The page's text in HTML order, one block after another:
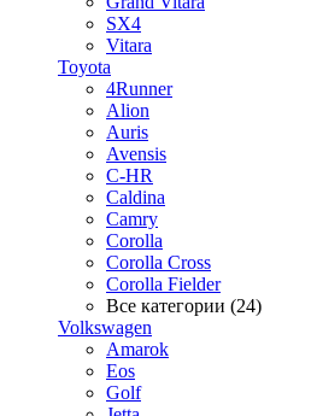
SX4
Vitara
Toyota
4Runner
Alion
Auris
Avensis
C-HR
Caldina
Camry
Corolla
Corolla Cross
Corolla Fielder
Все категории (24)
Volkswagen
Amarok
Eos
Golf